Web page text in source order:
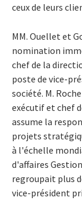
ceux de leurs
MM. Ouellet et
nomination
chef de la
poste de vice-
société. M.
exécutif et chef
assume la
projets
à l'échelle
d'affaires
regroupait plus
vice-président